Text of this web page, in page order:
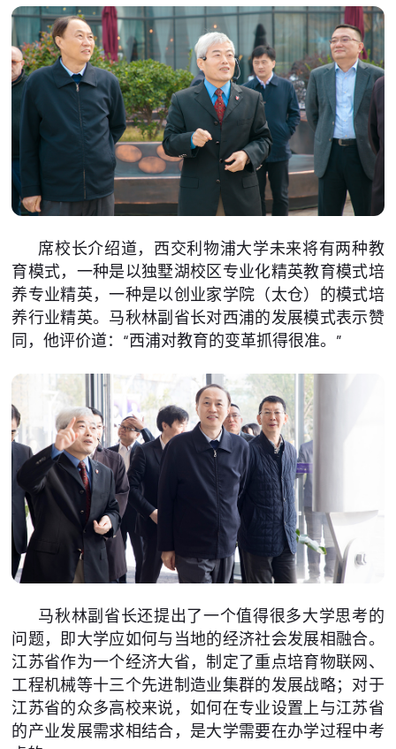
席校长介绍道，西交利物浦大学未来将有两种教
育模式，一种是以独墅湖校区专业化精英教育模式培
养专业精英，一种是以创业家学院（太仓）的模式培
养行业精英。马秋林副省长对西浦的发展模式表示赞
同，他评价道：“西浦对教育的变革抓得很准。”
马秋林副省长还提出了一个值得很多大学思考的
问题，即大学应如何与当地的经济社会发展相融合。
江苏省作为一个经济大省，制定了重点培育物联网、
工程机械等十三个先进制造业集群的发展战略；对于
江苏省的众多高校来说，如何在专业设置上与江苏省
的产业发展需求相结合，是大学需要在办学过程中考